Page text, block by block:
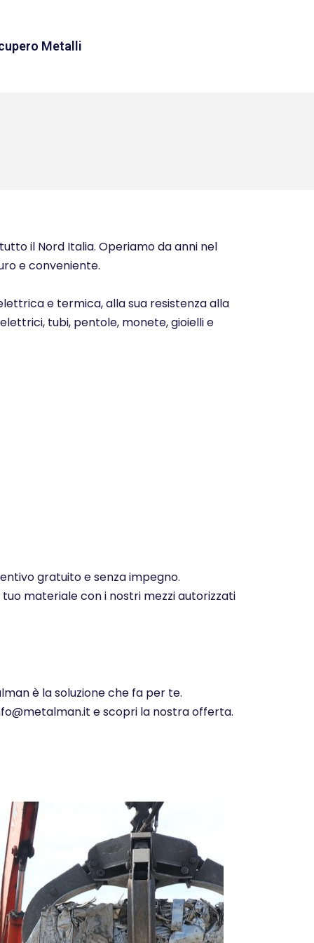
Metalli
il Nord Italia. Operiamo da anni nel
e conveniente.
e termica, alla sua resistenza alla
tubi, pentole, monete, gioielli e
gratuito e senza impegno.
materiale con i nostri mezzi autorizzati
è la soluzione che fa per te.
e scopri la nostra offerta.